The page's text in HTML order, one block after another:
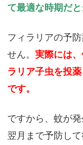
て最適な時期だと
フィラリアの予
せん。 実際には
ラリア子虫を投
です。
ですから、蚊が
翌月まで予防し